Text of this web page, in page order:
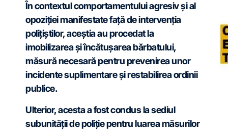
În contextul comportamentului agresiv și al
opoziției manifestate față de intervenția
polițiștilor, aceștia au procedat la
imobilizarea și încătușarea bărbatului,
măsură necesară pentru prevenirea unor
incidente suplimentare și restabilirea ordinii
publice.
Ulterior, acesta a fost condus la sediul
subunității de poliție pentru luarea măsurilor